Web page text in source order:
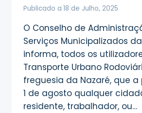
Publicado a 18 de Julho, 2025
O Conselho de
Serviços Municipalizados
informa, todos os
Transporte Urbano
freguesia da Nazaré, que
1 de agosto qualquer
residente, trabalhador, ou…